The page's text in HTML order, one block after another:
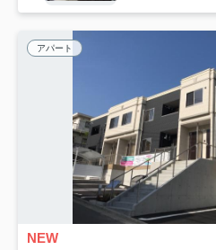
アパート
NEW